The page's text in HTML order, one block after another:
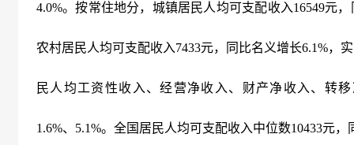
4.0%。按常住地分，城镇居民人均可支配收入16549元，
农村居民人均可支配收入7433元，同比名义增长6.1%，
民人均工资性收入、经营净收入、财产净收入、转
1.6%、 5.1%。全国居民人均可支配收入中位数10433元，